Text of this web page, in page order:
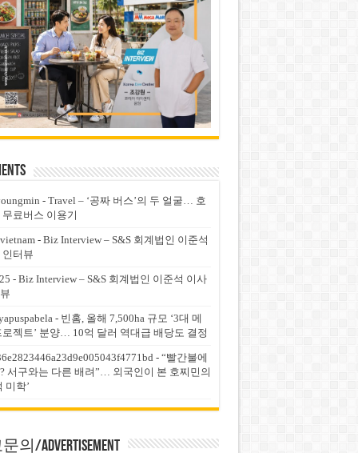
- Travel – ‘공짜 버스’의 두 얼굴… 호
료버스 이용기
- Biz Interview – S&S 회계법인 이준석
터뷰
- Biz Interview – S&S 회계법인 이준석 이사
- 빈홈, 올해 7,500ha 규모 ‘3대 메
로젝트’ 분양… 10억 달러 역대급 배당도 결정
- “빨간불에
서구와는 다른 배려”… 외국인이 본 호찌민의
미학’
의/Advertisement